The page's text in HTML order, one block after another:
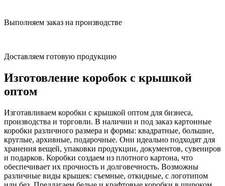
Выполняем заказ на производстве
Доставляем готовую продукцию
Изготовление коробок с крышкой
оптом
Изготавливаем коробки с крышкой оптом для бизнеса,
производства и торговли. В наличии и под заказ картонные
коробки различного размера и формы: квадратные, большие,
круглые, архивные, подарочные. Они идеально подходят для
хранения вещей, упаковки продукции, документов, сувениров
и подарков. Коробки создаем из плотного картона, что
обеспечивает их прочность и долговечность. Возможны
различные виды крышек: съемные, откидные, с логотипом